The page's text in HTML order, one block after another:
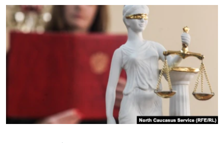
Вернутся
поиску
КАВКАЗ.РЕАЛИИ
СЕВЕР.РЕАЛИИ
СИБИРЬ.РЕАЛИИ
РАСПИСАНИЕ ВЕЩАНИЯ
ПОДПИШИТЕСЬ НА РАССЫЛКУ
СОЦИАЛЬНЫЕ СЕТИ